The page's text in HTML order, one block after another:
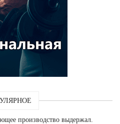
производство выдержал.